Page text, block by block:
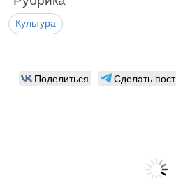
Культура
Поделиться Сделать пост